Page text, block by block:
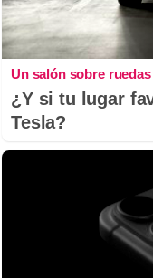
Un salón sobre ruedas
¿Y si tu lugar
Tesla?